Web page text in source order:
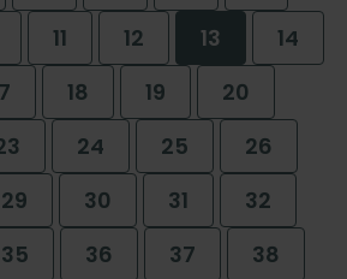
11 12 13
14
18 19
20
24 25
26
29 30 31
32
35 36 37
38